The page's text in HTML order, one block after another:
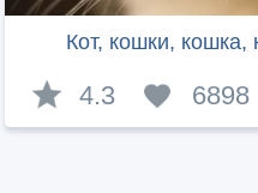
Кот, кошки,
4.3 6898